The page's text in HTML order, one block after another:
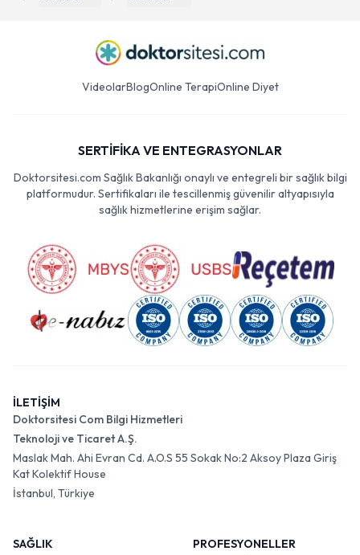
VideolarBlogOnline TerapiOnline Diyet
SERTİFİKA VE ENTEGRASYONLAR
Doktorsitesi.com Sağlık Bakanlığı onaylı ve entegreli bir sağlık bilgi
platformudur. Sertifikaları ile tescillenmiş güvenilir altyapısıyla
sağlık hizmetlerine erişim sağlar.
İLETİŞİM
Doktorsitesi Com Bilgi Hizmetleri
Teknoloji ve Ticaret A.Ş.
Maslak Mah. Ahi Evran Cd. A.O.S 55 Sokak No:2 Aksoy Plaza Giriş
Kat Kolektif House
İstanbul, Türkiye
SAĞLIK
PROFESYONELLER